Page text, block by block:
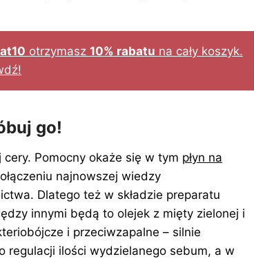
otrzymasz 10% rabatu na cały koszyk.
go!
Pomocny okaże się w tym płyn na
najnowszej wiedzy
Dlatego też w składzie preparatu
innymi będą to olejek z mięty zielonej i
i przeciwzapalne – silnie
regulacji ilości wydzielanego sebum, a w